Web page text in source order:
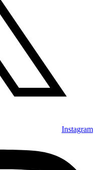
Instagram